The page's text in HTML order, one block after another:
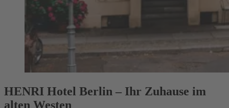
HENRI Hotel Berlin – Ihr Zuhause im
alten Westen